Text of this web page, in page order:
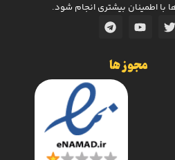
با اطمینان بیشتری انجام شود.
مجوز ها